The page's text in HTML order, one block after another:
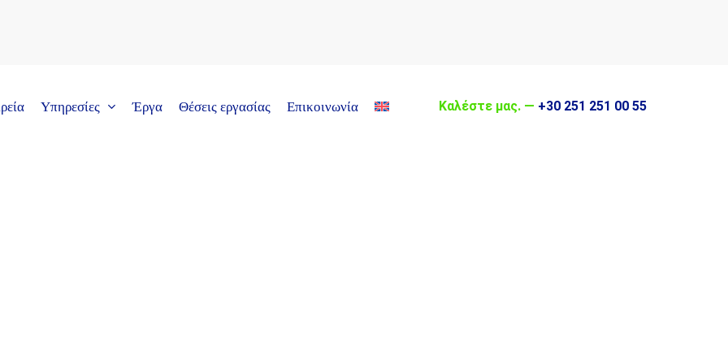
Υπηρεσίες Έργα Θέσεις εργασίας Επικοινωνία Καλέστε μας. — +30 251 251 00 55